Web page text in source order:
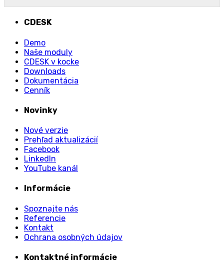
CDESK
Demo
Naše moduly
CDESK v kocke
Downloads
Dokumentácia
Cenník
Novinky
Nové verzie
Prehľad aktualizácií
Facebook
LinkedIn
YouTube kanál
Informácie
Spoznajte nás
Referencie
Kontakt
Ochrana osobných údajov
Kontaktné informácie